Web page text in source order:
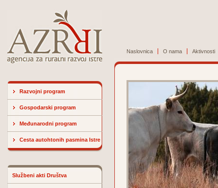
Naslovnica O nama Aktivnosti
Razvojni program
Gospodarski program
Međunarodni program
Cesta autohtonih pasmina Istre
Službeni akti Društva